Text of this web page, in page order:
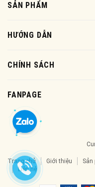
SẢN PHẨM
HƯỚNG DẪN
CHÍNH SÁCH
FANPAGE
Trang chủ Giới thiệu Sản
Liên hệ